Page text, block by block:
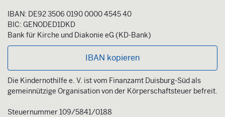
IBAN: DE92 3506 0190 0000 4545 40
BIC: GENODED1DKD
Bank für Kirche und Diakonie eG (KD-Bank)
IBAN kopieren
Die Kindernothilfe e. V. ist vom Finanzamt Duisburg-Süd als
gemeinnützige Organisation von der Körperschaftsteuer befreit.
Steuernummer 109/5841/0188